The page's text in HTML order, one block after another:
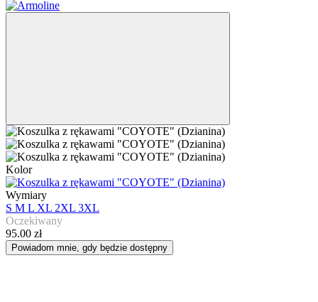
Kolor
Wymiary
S M L XL 2XL 3XL
Oczekiwany
95.00 zł
Powiadom mnie, gdy będzie dostępny